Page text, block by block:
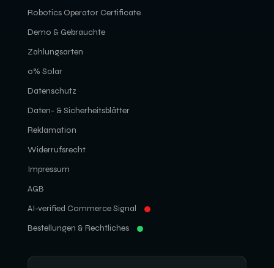
Robotics Operator Certificate
Demo & Gebrauchte
Zahlungsarten
0% Solar
Datenschutz
Daten- & Sicherheitsblätter
Reklamation
Widerrufsrecht
Impressum
AGB
AI-verified Commerce Signal
Bestellungen & Rechtliches